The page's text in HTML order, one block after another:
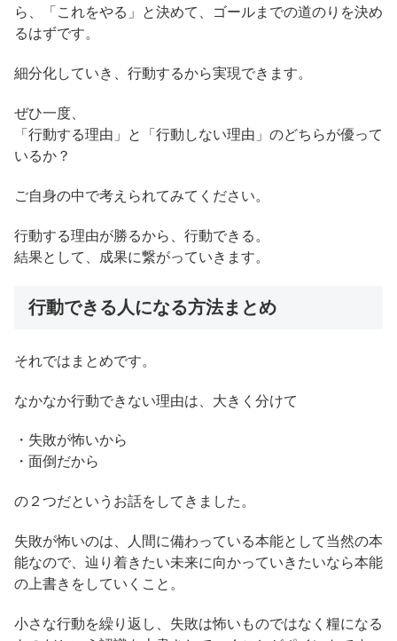
ら、「これをやる」と決めて、ゴールまでの道のりを決め
るはずです。
細分化していき、行動するから実現できます。
ぜひ一度、
「行動する理由」と「行動しない理由」のどちらが優って
いるか？
ご自身の中で考えられてみてください。
行動する理由が勝るから、行動できる。
結果として、成果に繋がっていきます。
行動できる人になる方法まとめ
それではまとめです。
なかなか行動できない理由は、大きく分けて
・失敗が怖いから
・面倒だから
の２つだというお話をしてきました。
失敗が怖いのは、人間に備わっている本能として当然の本
能なので、辿り着きたい未来に向かっていきたいなら本能
の上書きをしていくこと。
小さな行動を繰り返し、失敗は怖いものではなく糧になる